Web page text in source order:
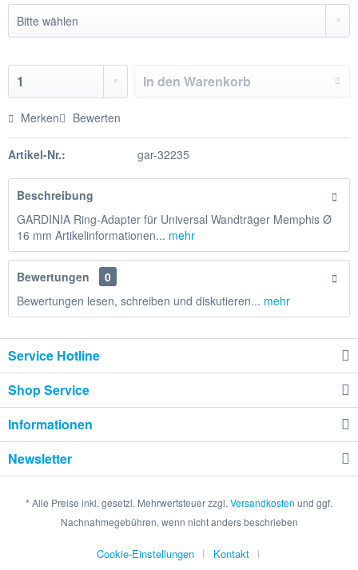
In den Warenkorb
Merken Bewerten
Artikel-Nr.: gar-32235
Beschreibung
GARDINIA Ring-Adapter für Universal Wandträger Memphis Ø
16 mm Artikelinformationen... mehr
Bewertungen
0
Bewertungen lesen, schreiben und diskutieren... mehr
Service Hotline
Shop Service
Informationen
Newsletter
* Alle Preise inkl. gesetzl. Mehrwertsteuer zzgl. Versandkosten und ggf.
Nachnahmegebühren, wenn nicht anders beschrieben
Cookie-Einstellungen Kontakt